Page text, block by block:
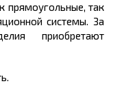
прямоугольные, так
системы. За
приобретают